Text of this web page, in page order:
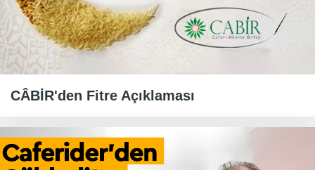
CÂBİR'den Fitre Açıklaması